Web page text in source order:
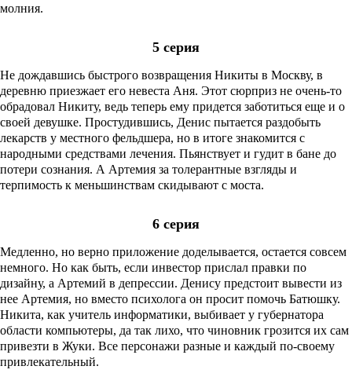
молния.
5 серия
Не дождавшись быстрого возвращения Никиты в Москву, в
деревню приезжает его невеста Аня. Этот сюрприз не очень-то
обрадовал Никиту, ведь теперь ему придется заботиться еще и о
своей девушке. Простудившись, Денис пытается раздобыть
лекарств у местного фельдшера, но в итоге знакомится с
народными средствами лечения. Пьянствует и гудит в бане до
потери сознания. А Артемия за толерантные взгляды и
терпимость к меньшинствам скидывают с моста.
6 серия
Медленно, но верно приложение доделывается, остается совсем
немного. Но как быть, если инвестор прислал правки по
дизайну, а Артемий в депрессии. Денису предстоит вывести из
нее Артемия, но вместо психолога он просит помочь Батюшку.
Никита, как учитель информатики, выбивает у губернатора
области компьютеры, да так лихо, что чиновник грозится их сам
привезти в Жуки. Все персонажи разные и каждый по-своему
привлекательный.